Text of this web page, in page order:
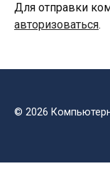
Для отправки
авторизоваться.
© 2026